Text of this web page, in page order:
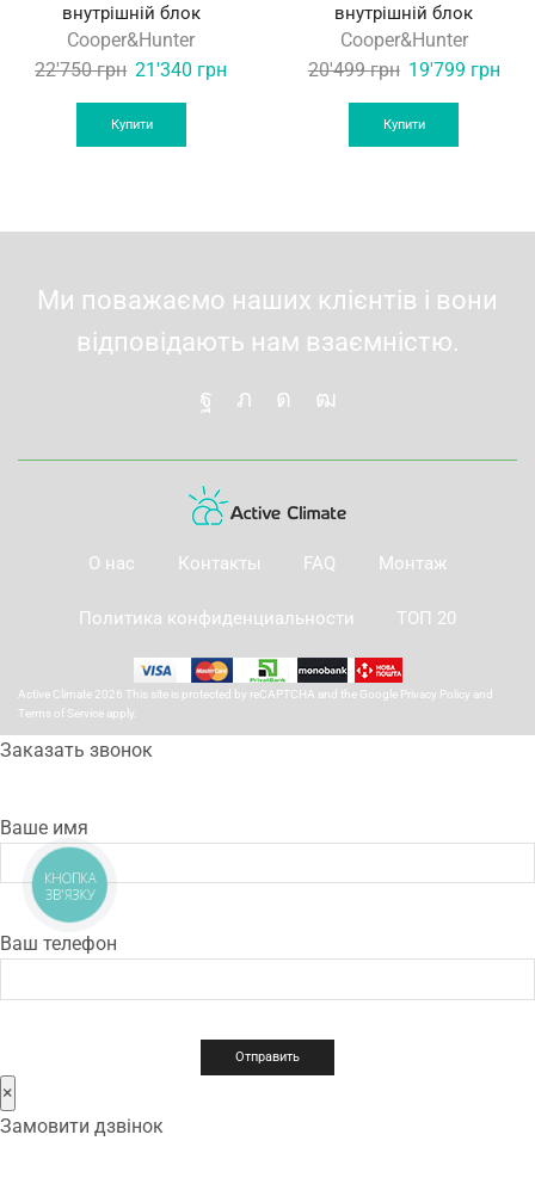
внутрішній блок
Cooper&Hunter
22'750грн Original
price
was:
21'340 грн
Купити
внутрішній блок
Cooper&Hunter
20'499грн Original
price
was:
19'799 грн
Купити
Ми поважаємо наших клієнтів і вони
відповідають нам взаємністю.
О нас Контакты FAQ Монтаж
Политика конфиденциальности ТОП 20
Active Climate 2026 This site is protected by reCAPTCHA and the Google Privacy Policy and
Terms of Service apply.
Заказать звонок
Ваше имя
Ваш телефон
×
Замовити дзвінок
КНОПКА
ЗВ'ЯЗКУ